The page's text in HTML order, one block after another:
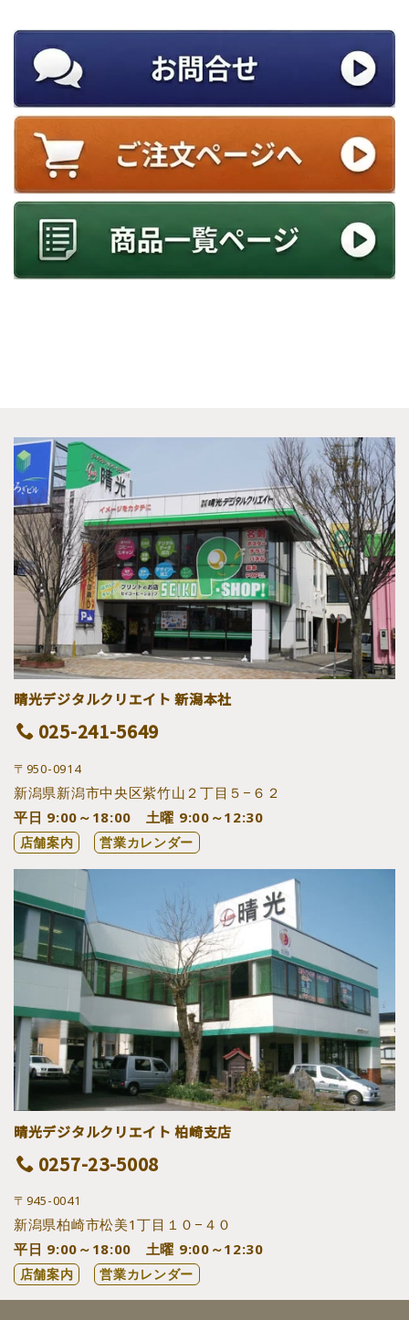
晴光デジタルクリエイト 新潟本社
025-241-5649
〒950-0914
新潟県新潟市中央区紫竹山２丁目５−６２
平日 9:00～18:00 土曜 9:00～12:30
店舗案内 営業カレンダー
晴光デジタルクリエイト 柏崎支店
0257-23-5008
〒945-0041
新潟県柏崎市松美1丁目１０−４０
平日 9:00～18:00 土曜 9:00～12:30
店舗案内 営業カレンダー